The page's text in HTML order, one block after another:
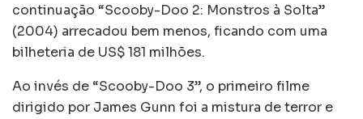
continuação “Scooby-Doo 2: Monstros à Solta”
(2004) arrecadou bem menos, ficando com uma
bilheteria de US$ 181 milhões.
Ao invés de “Scooby-Doo 3”, o primeiro filme
dirigido por James Gunn foi a mistura de terror e